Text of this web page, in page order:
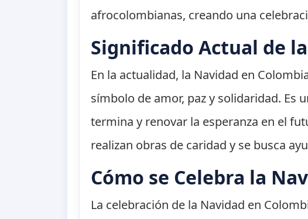
afrocolombianas, creando una
Significado Actual de
En la actualidad, la Navidad en
símbolo de amor, paz y solidaridad.
termina y renovar la esperanza en el
realizan obras de caridad y se busca
Cómo se Celebra la
La celebración de la Navidad en